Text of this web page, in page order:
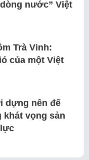
nước” Việt
Trà Vinh:
của một Việt
dựng nên đế
khát vọng sản